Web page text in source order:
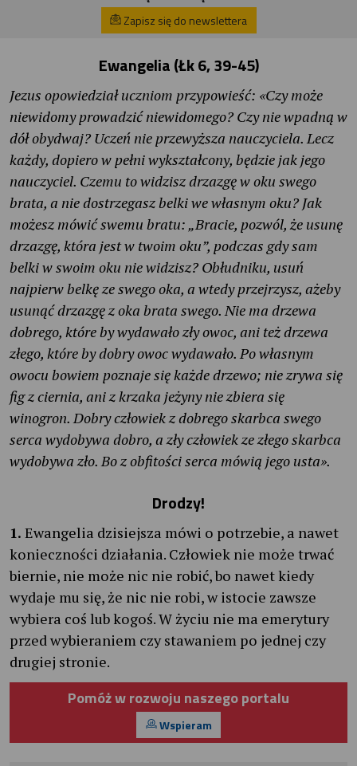
Zapisz się do newslettera
Ewangelia (Łk 6, 39-45)
Jezus opowiedział uczniom przypowieść: «Czy może
niewidomy prowadzić niewidomego? Czy nie wpadną w
dół obydwaj? Uczeń nie przewyższa nauczyciela. Lecz
każdy, dopiero w pełni wykształcony, będzie jak jego
nauczyciel. Czemu to widzisz drzazgę w oku swego
brata, a nie dostrzegasz belki we własnym oku? Jak
możesz mówić swemu bratu: „Bracie, pozwól, że usunę
drzazgę, która jest w twoim oku”, podczas gdy sam
belki w swoim oku nie widzisz? Obłudniku, usuń
najpierw belkę ze swego oka, a wtedy przejrzysz, ażeby
usunąć drzazgę z oka brata swego. Nie ma drzewa
dobrego, które by wydawało zły owoc, ani też drzewa
złego, które by dobry owoc wydawało. Po własnym
owocu bowiem poznaje się każde drzewo; nie zrywa się
fig z ciernia, ani z krzaka jeżyny nie zbiera się
winogron. Dobry człowiek z dobrego skarbca swego
serca wydobywa dobro, a zły człowiek ze złego skarbca
wydobywa zło. Bo z obfitości serca mówią jego usta».
Drodzy!
1. Ewangelia dzisiejsza mówi o potrzebie, a nawet
konieczności działania. Człowiek nie może trwać
biernie, nie może nic nie robić, bo nawet kiedy
wydaje mu się, że nic nie robi, w istocie zawsze
wybiera coś lub kogoś. W życiu nie ma emerytury
przed wybieraniem czy stawaniem po jednej czy
drugiej stronie.
Pomóż w rozwoju naszego portalu
Wspieram